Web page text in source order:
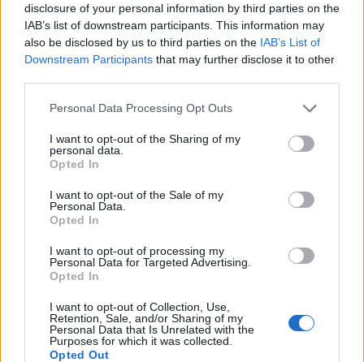
disclosure of your personal information by third parties on the
IAB’s list of downstream participants. This information may
also be disclosed by us to third parties on the IAB’s List of
Downstream Participants that may further disclose it to other
Personal Data Processing Opt Outs
I want to opt-out of the Sharing of my
personal data.
Opted In
I want to opt-out of the Sale of my
Personal Data.
Opted In
I want to opt-out of processing my
Personal Data for Targeted Advertising.
Opted In
I want to opt-out of Collection, Use,
Retention, Sale, and/or Sharing of my
Personal Data that Is Unrelated with the
Purposes for which it was collected.
Opted Out
Nessun biglietto a
FNAC
Nessun biglietto a
CARREFOUR
Partite Moldova Kazakistan
2026 Kazakistan - Moldova
2022 Kazakistan 0-1 Moldova
Slovacchia 26/09 Moldova